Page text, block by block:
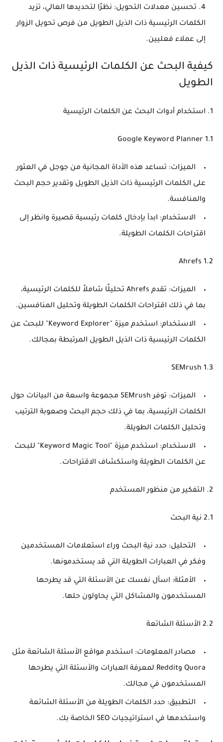
تحسين معدلات التحويل: نظرًا لتحديدها العالي، تزيد
الكلمات الرئيسية ذات الذيل الطويل من فرص تحويل الزوار
إلى عملاء فعليين.
كيفية البحث عن الكلمات الرئيسية ذات الذيل
الطويل
1. استخدام أدوات البحث عن الكلمات الرئيسية
1.1 Google Keyword Planner
الميزات: تساعد هذه الأداة المجانية من جوجل في العثور
على الكلمات الرئيسية ذات الذيل الطويل وتقدير حجم البحث
والمنافسة.
الاستخدام: ابدأ بإدخال كلمات رئيسية قصيرة وانظر إلى
اقتراحات الكلمات الطويلة.
1.2 Ahrefs
الميزات
: تقدم Ahrefs تحليلًا شاملاً للكلمات الرئيسية،
بما في ذلك اقتراحات الكلمات الطويلة وتحليل المنافسين.
الاستخدام
: استخدم ميزة "Keyword Explorer" للبحث عن
الكلمات الرئيسية ذات الذيل الطويل المرتبطة بمجالك.
1.3 SEMrush
الميزات
: توفر SEMrush مجموعة واسعة من البيانات حول
الكلمات الرئيسية، بما في ذلك حجم البحث وصعوبة الترتيب
وتحليل الكلمات الطويلة.
الاستخدام
: استخدم ميزة "Keyword Magic Tool" للبحث
عن الكلمات الطويلة واستكشاف الاقتراحات.
2. التفكير من منظور المستخدم
2.1 نية البحث
التحليل: حدد نية البحث وراء استعلامات المستخدمين
وفكر في العبارات الطويلة التي قد يستخدمونها.
الأمثلة: اسأل نفسك عن الأسئلة التي قد يطرحها
المستخدمون والمشاكل التي يحاولون حلها.
2.2 الأسئلة الشائعة
مصادر المعلومات: استخدم مواقع الأسئلة الشائعة مثل
Quora وReddit لمعرفة العبارات والأسئلة التي يطرحها
المستخدمون في مجالك.
التطبيق: حدد الكلمات الطويلة من الأسئلة الشائعة
واستخدمها في استراتيجيات SEO الخاصة بك.